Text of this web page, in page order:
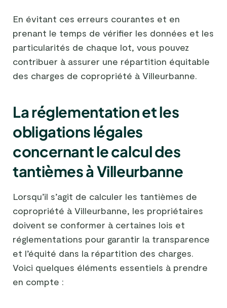
En évitant ces erreurs courantes et en
prenant le temps de vérifier les données et les
particularités de chaque lot, vous pouvez
contribuer à assurer une répartition équitable
des charges de copropriété à Villeurbanne.
La réglementation et les
obligations légales
concernant le calcul des
tantièmes à Villeurbanne
Lorsqu’il s’agit de calculer les tantièmes de
copropriété à Villeurbanne, les propriétaires
doivent se conformer à certaines lois et
réglementations pour garantir la transparence
et l’équité dans la répartition des charges.
Voici quelques éléments essentiels à prendre
en compte :